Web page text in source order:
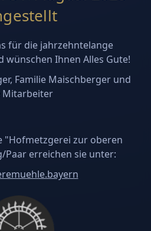
für die jahrzehntelange
wünschen Ihnen Alles Gute!
Familie Maischberger und
Mitarbeiter
"Hofmetzgerei zur oberen
Paar erreichen sie unter: